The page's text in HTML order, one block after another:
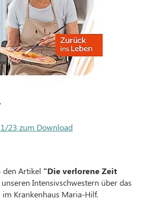
23 zum Download
den Artikel "Die verlorene Zeit
Intensivschwestern über das
im Krankenhaus Maria-Hilf.